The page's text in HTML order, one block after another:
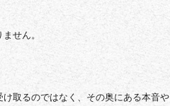
せん。
取るのではなく、その奥にある本音や